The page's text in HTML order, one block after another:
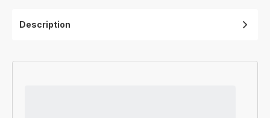
Description